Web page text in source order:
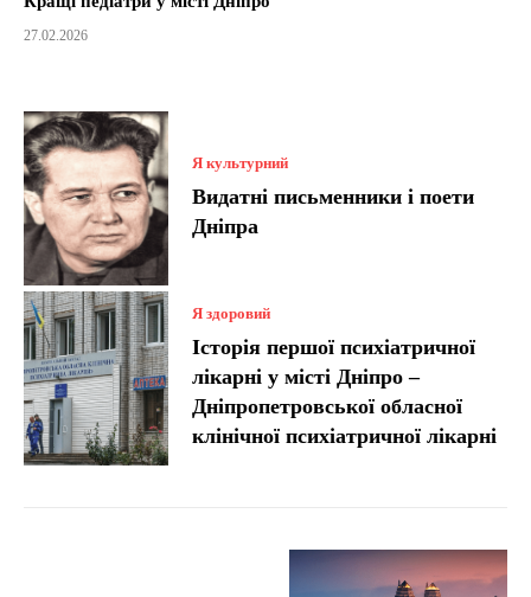
27.02.2026
Я культурний
Видатні письменники і поети
Дніпра
Я здоровий
Історія першої психіатричної
лікарні у місті Дніпро –
Дніпропетровської обласної
клінічної психіатричної лікарні